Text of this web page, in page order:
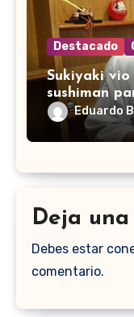
Destacado
Sukiyaki
sushiman
Eduardo
Deja
Debes estar
comentario.